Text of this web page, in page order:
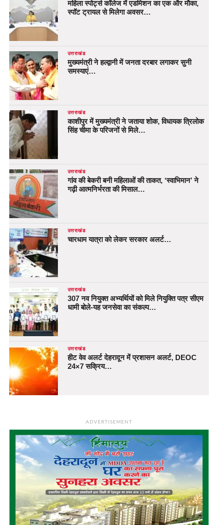
महिला स्पोर्ट्स कॉलेज में एडमिशन का एक और मौका,
स्पॉट ट्रायल से मिलेगा अवसर…
उत्तराखंड
मुख्यमंत्री ने हल्द्वानी में जनता दरबार लगाकर सुनी
समस्याएं…
उत्तराखंड
काशीपुर में मुख्यमंत्री ने जताया शोक, विधायक त्रिलोक
सिंह चीमा के परिजनों से मिले…
उत्तराखंड
गांव की बेकरी बनी महिलाओं की ताकत, ‘स्वाभिमान’ ने
गढ़ी आत्मनिर्भरता की मिसाल…
उत्तराखंड
चारधाम यात्रा को लेकर सरकार अलर्ट…
उत्तराखंड
307 नव नियुक्त अभ्यर्थियों को मिले नियुक्ति पत्र सीएम
धामी बोले-यह जनसेवा का संकल्प…
उत्तराखंड
हीट वेव अलर्ट देहरादून में प्रशासन अलर्ट, DEOC
24×7 सक्रिय…
ADVERTISEMENT